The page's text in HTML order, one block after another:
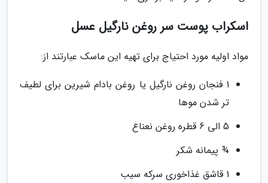
اسکراب پوست سر روغن نارگیل عسل
مواد اولیه مورد احتیاج برای تهیه این ماسک عبارتند از:
1 فنجان روغن نارگیل یا روغن بادام شیرین برای لطیف
تر شدن موها
5 الی 6 قطره روغن نعناع
¾ پیمانه شکر
1 قاشق غذاخوری سرکه سیب